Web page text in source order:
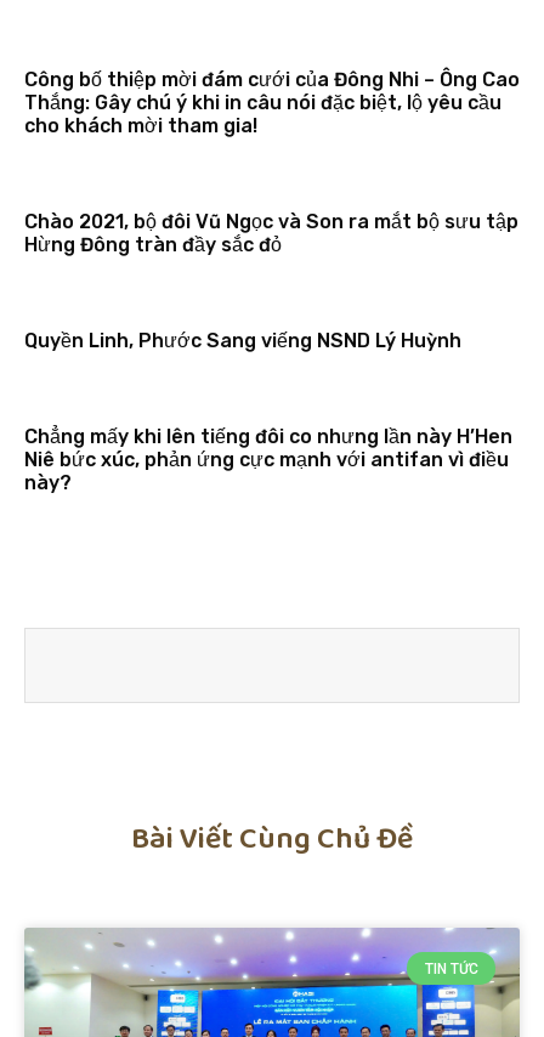
Công bố thiệp mời đám cưới của Đông Nhi – Ông Cao
Thắng: Gây chú ý khi in câu nói đặc biệt, lộ yêu cầu
cho khách mời tham gia!
Chào 2021, bộ đôi Vũ Ngọc và Son ra mắt bộ sưu tập
Hừng Đông tràn đầy sắc đỏ
Quyền Linh, Phước Sang viếng NSND Lý Huỳnh
Chẳng mấy khi lên tiếng đôi co nhưng lần này H’Hen
Niê bức xúc, phản ứng cực mạnh với antifan vì điều
này?
Bài Viết Cùng Chủ Đề
TIN TỨC